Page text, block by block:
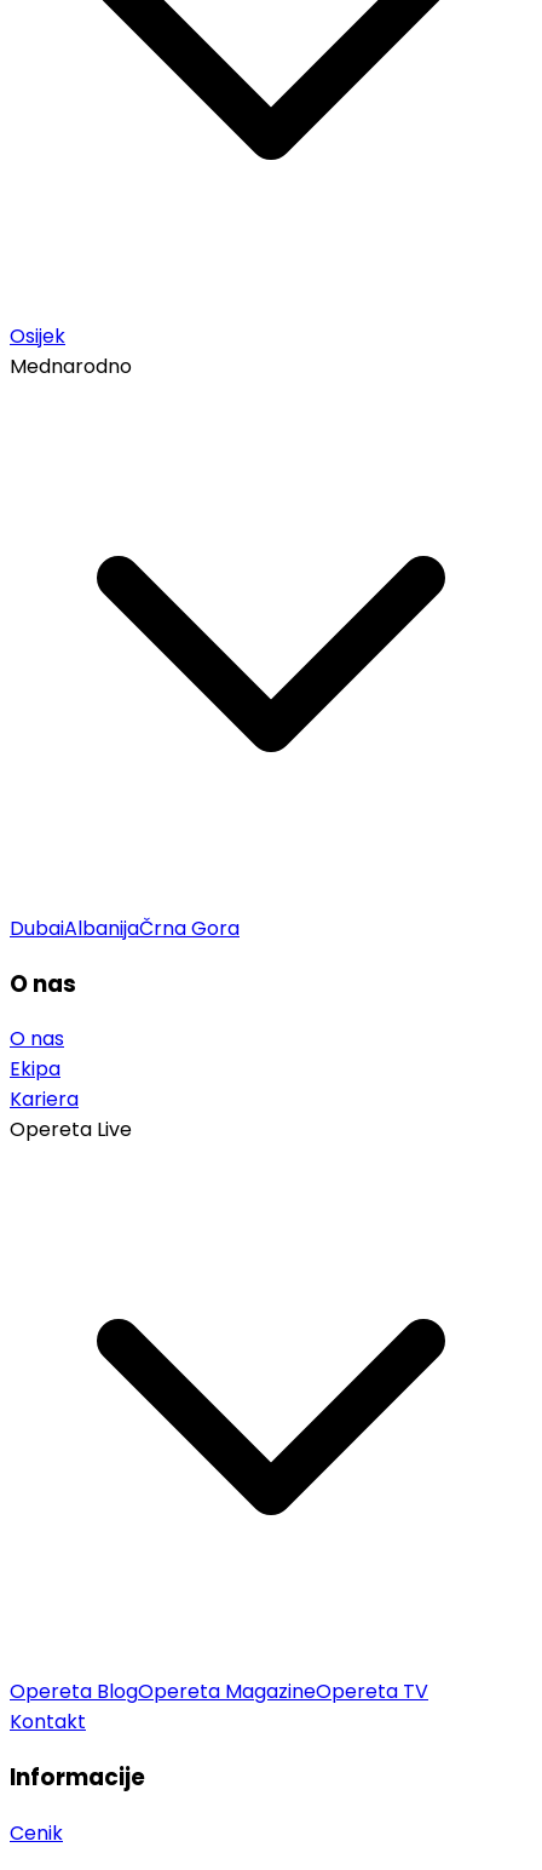
Osijek
Mednarodno
DubaiAlbanijaČrna Gora
O nas
O nas
Ekipa
Kariera
Opereta Live
Opereta BlogOpereta MagazineOpereta TV
Kontakt
Informacije
Cenik